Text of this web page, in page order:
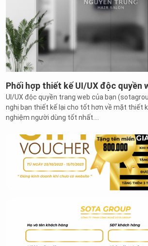
Phối hợp thiết kế UI/UX độc quyền
UI/UX độc quyền trang web của bạn
nghị bạn thiết kế lại cho tốt hơn về mặt thiết
nghiệm người dùng tốt nhất....